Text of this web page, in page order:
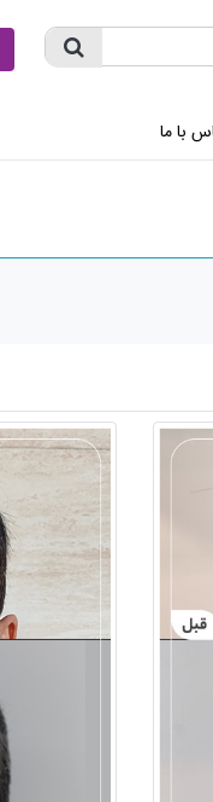
با ما